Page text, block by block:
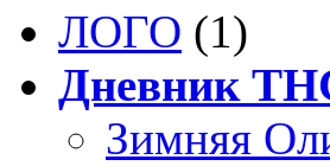
ЛОГО (1)
Дневник
Зимняя